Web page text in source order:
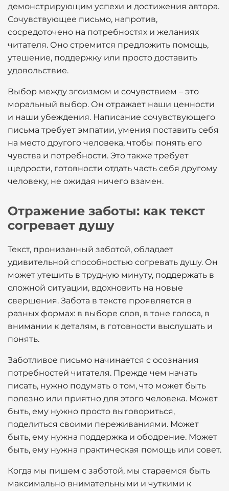
демонстрирующим успехи и достижения автора.
Сочувствующее письмо, напротив,
сосредоточено на потребностях и желаниях
читателя. Оно стремится предложить помощь,
утешение, поддержку или просто доставить
удовольствие.
Выбор между эгоизмом и сочувствием – это
моральный выбор. Он отражает наши ценности
и наши убеждения. Написание сочувствующего
письма требует эмпатии, умения поставить себя
на место другого человека, чтобы понять его
чувства и потребности. Это также требует
щедрости, готовности отдать часть себя другому
человеку, не ожидая ничего взамен.
Отражение заботы: как текст
согревает душу
Текст, пронизанный заботой, обладает
удивительной способностью согревать душу. Он
может утешить в трудную минуту, поддержать в
сложной ситуации, вдохновить на новые
свершения. Забота в тексте проявляется в
разных формах: в выборе слов, в тоне голоса, в
внимании к деталям, в готовности выслушать и
понять.
Заботливое письмо начинается с осознания
потребностей читателя. Прежде чем начать
писать, нужно подумать о том, что может быть
полезно или приятно для этого человека. Может
быть, ему нужно просто выговориться,
поделиться своими переживаниями. Может
быть, ему нужна поддержка и ободрение. Может
быть, ему нужна практическая помощь или совет.
Когда мы пишем с заботой, мы стараемся быть
максимально внимательными и чуткими к